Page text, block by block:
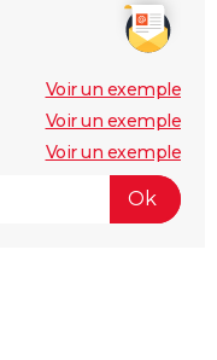
Voir un exemple
Voir un exemple
Voir un exemple